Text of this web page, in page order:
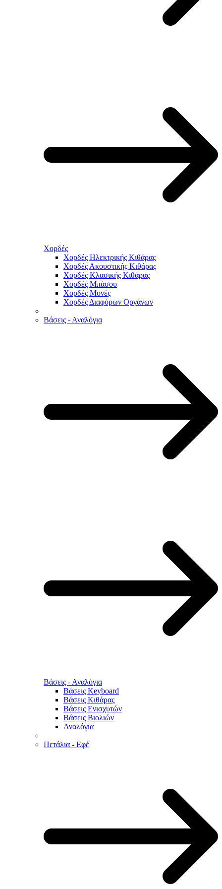
Χορδές
Χορδές Ηλεκτρικής Κιθάρας
Χορδές Ακουστικής Κιθάρας
Χορδές Κλασικής Κιθάρας
Χορδές Μπάσου
Χορδές Μονές
Χορδές Διαφόρων Οργάνων
Βάσεις - Αναλόγια
Βάσεις - Αναλόγια
Βάσεις Keyboard
Βάσεις Κιθάρας
Βάσεις Ενισχυτών
Βάσεις Βιολιών
Αναλόγια
Πετάλια - Εφέ